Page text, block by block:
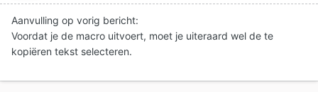
Aanvulling op vorig bericht:
Voordat je de macro uitvoert, moet je uiteraard wel de te
kopiëren tekst selecteren.